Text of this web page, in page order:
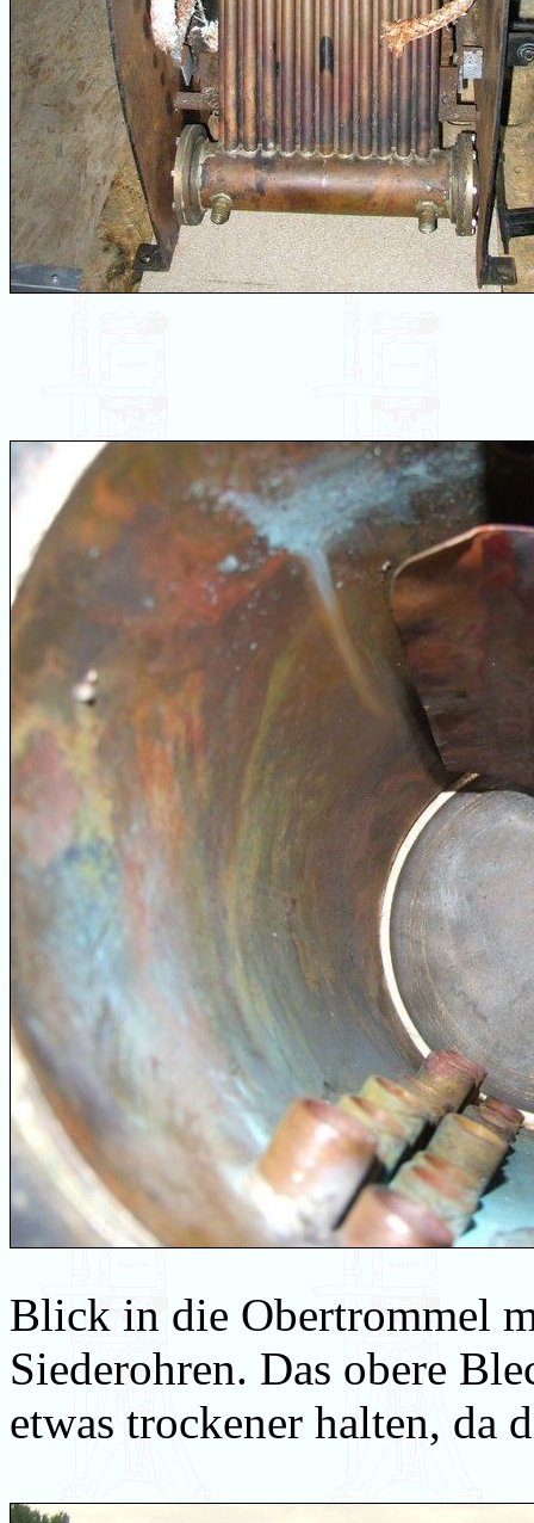
Blick in die Obertrommel
Siederohren. Das obere
etwas trockener halten, da